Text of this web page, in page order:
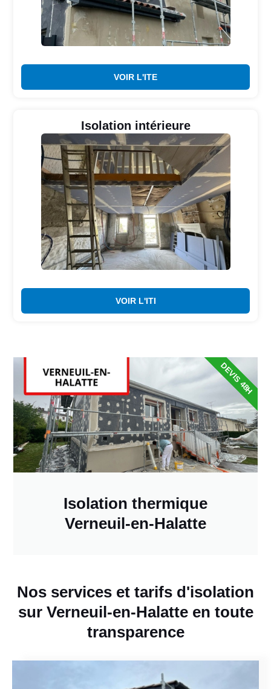
VOIR L'ITE
Isolation intérieure
VOIR L'ITI
Isolation thermique
Verneuil-en-Halatte
DEVIS 48H
Nos services et tarifs d'isolation
sur Verneuil-en-Halatte en toute
transparence